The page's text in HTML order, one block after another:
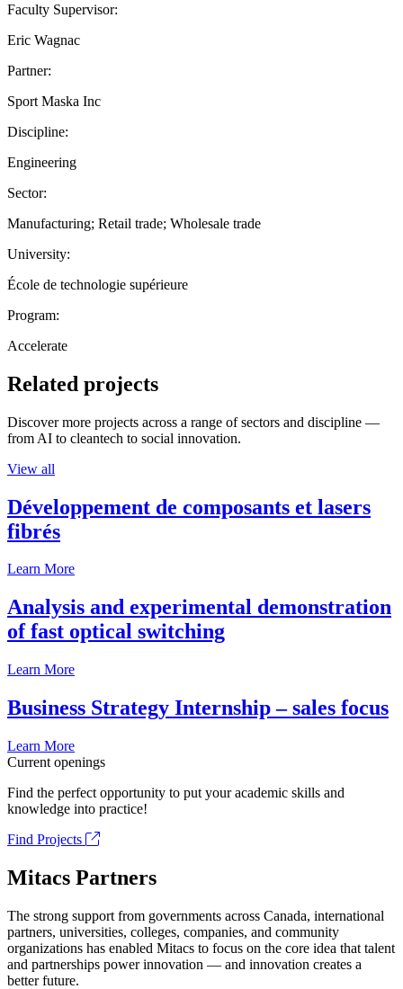
Faculty Supervisor:
Eric Wagnac
Partner:
Sport Maska Inc
Discipline:
Engineering
Sector:
Manufacturing; Retail trade; Wholesale trade
University:
École de technologie supérieure
Program:
Accelerate
Related projects
Discover more projects across a range of sectors and discipline —
from AI to cleantech to social innovation.
View all
Développement de composants et lasers
fibrés
Learn More
Analysis and experimental demonstration
of fast optical switching
Learn More
Business Strategy Internship – sales focus
Learn More
Current openings
Find the perfect opportunity to put your academic skills and
knowledge into practice!
Find Projects
Mitacs Partners
The strong support from governments across Canada, international
partners, universities, colleges, companies, and community
organizations has enabled Mitacs to focus on the core idea that talent
and partnerships power innovation — and innovation creates a
better future.